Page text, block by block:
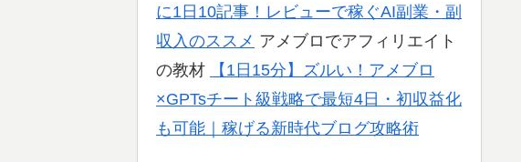
に1日10記事！レビューで稼ぐAI副業・副
収入のススメ アメブロでアフィリエイト
の教材
【1日15分】ズルい！アメブロ
×GPTsチート級戦略で最短4日・初収益化
も可能｜稼げる新時代ブログ攻略術